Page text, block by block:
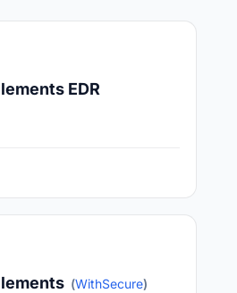
EDR
(WithSecure)